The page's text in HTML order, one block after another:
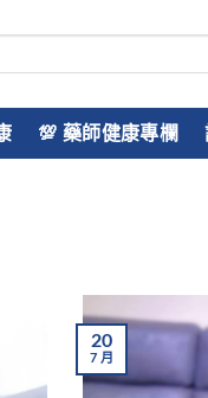
💯 藥師健康專欄
20
7月